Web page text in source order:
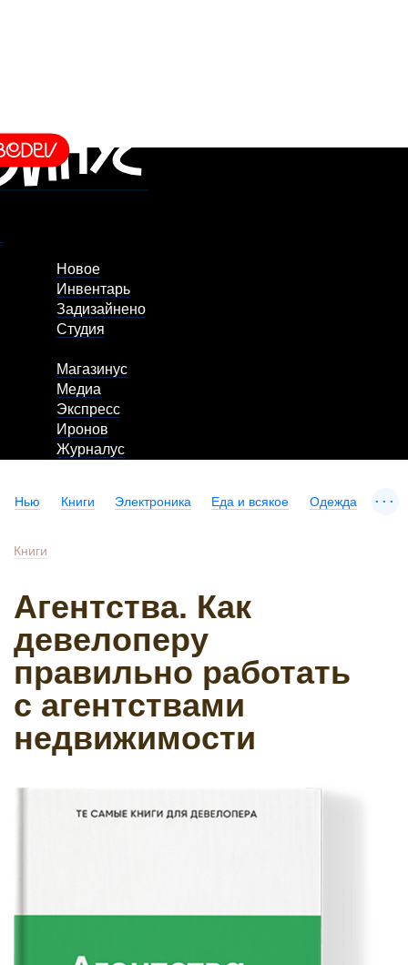
Новое
Инвентарь
Задизайнено
Студия
Магазинус
Медиа
Экспресс
Иронов
Журналус
Нью Книги Электроника Еда и всякое Одежда ...
Книги
Агентства. Как
девелоперу
правильно работать
с агентствами
недвижимости